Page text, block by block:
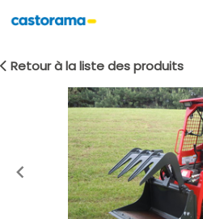
Retour à la liste des produits